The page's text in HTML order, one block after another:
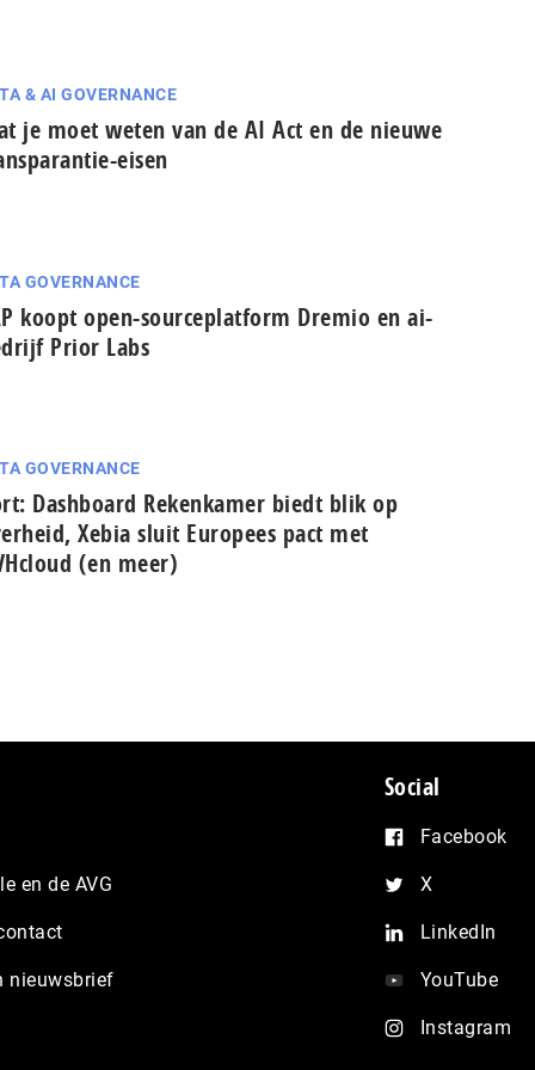
& AI GOVERNANCE
je moet weten van de AI Act en de nieuwe
eisen
GOVERNANCE
koopt open-sourceplatform Dremio en ai-
Prior Labs
GOVERNANCE
Dashboard Rekenkamer biedt blik op
Xebia sluit Europees pact met
(en meer)
en de AVG
nieuwsbrief
Social
Facebook
X
LinkedIn
YouTube
Instagram